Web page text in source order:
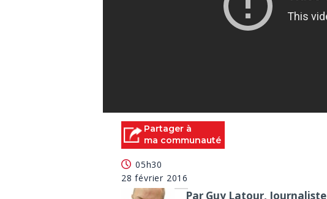
Partager à
ma communauté
05h30
28 février 2016
Par Guy Latour, Journaliste